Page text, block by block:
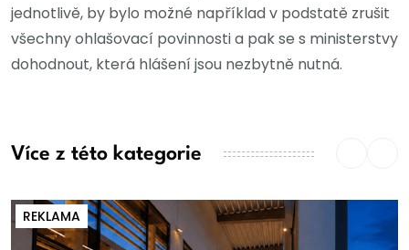
jednotlivě, by bylo možné například v podstatě zrušit
všechny ohlašovací povinnosti a pak se s ministerstvy
dohodnout, která hlášení jsou nezbytně nutná.
Více z této kategorie
REKLAMA